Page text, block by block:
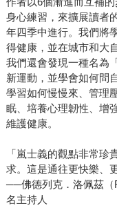
身心練習，來擴展讀者
年四季中進行。我們將
得健康，並在城市和大
我們還會發現一種名為
新運動，並學會如何問
學習如何慢慢來、管理
眠、培養心理韌性、增
維護健康。
「嵐士義的觀點非常
求。這是通往更快樂、
──佛德列克．洛佩茲（
名主持人